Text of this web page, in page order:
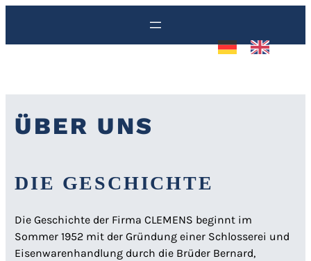
springen
ÜBER UNS
DIE GESCHICHTE
Die Geschichte der Firma CLEMENS beginnt im
Sommer 1952 mit der Gründung einer Schlosserei und
Eisenwarenhandlung durch die Brüder Bernard,